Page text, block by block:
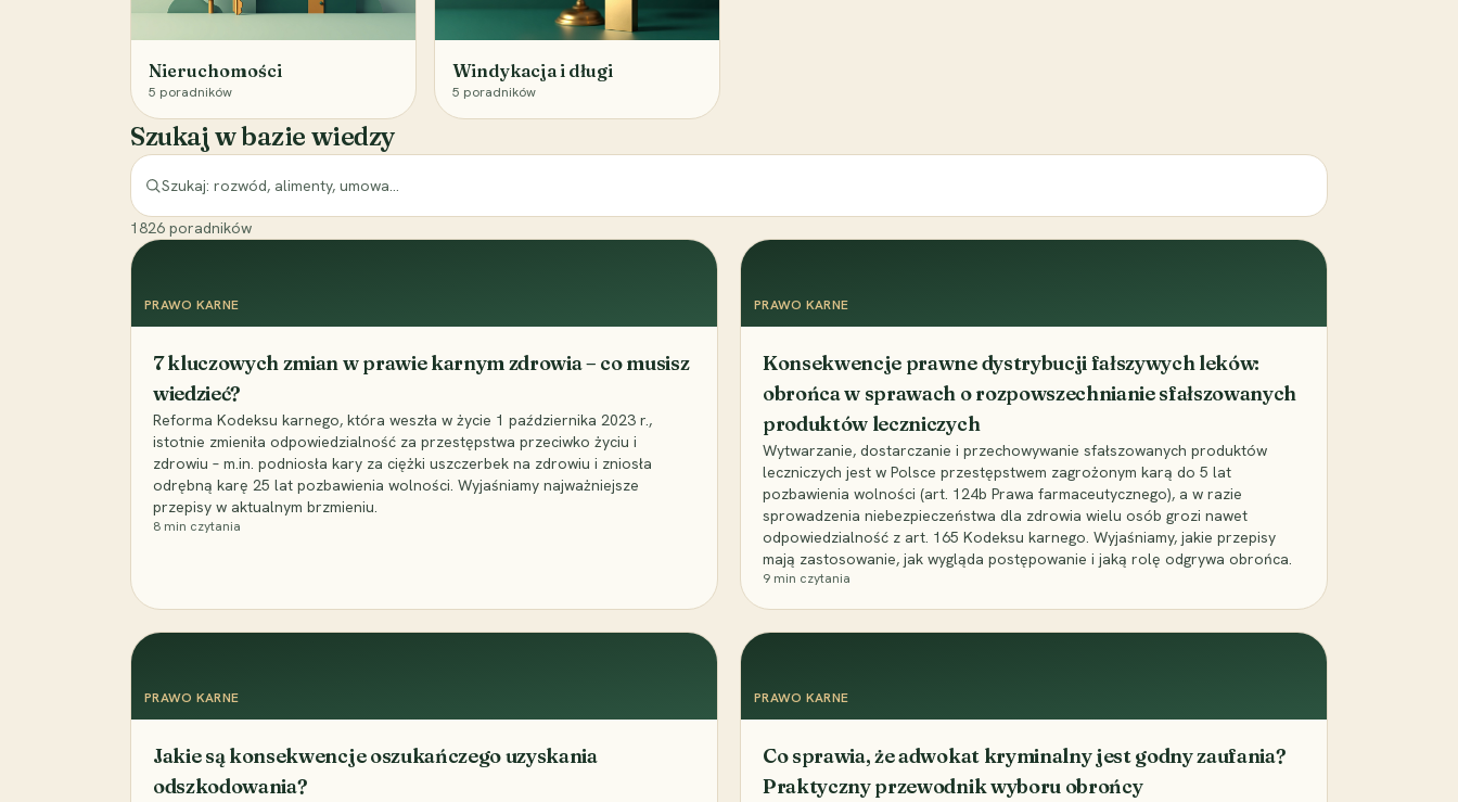
Nieruchomości
5 poradników
Windykacja i długi
5 poradników
Szukaj w bazie wiedzy
1826 poradników
PRAWO KARNE
7 kluczowych zmian w prawie karnym zdrowia – co musisz
wiedzieć?
Reforma Kodeksu karnego, która weszła w życie 1 października 2023 r.,
istotnie zmieniła odpowiedzialność za przestępstwa przeciwko życiu i
zdrowiu – m.in. podniosła kary za ciężki uszczerbek na zdrowiu i zniosła
odrębną karę 25 lat pozbawienia wolności. Wyjaśniamy najważniejsze
przepisy w aktualnym brzmieniu.
8 min czytania
PRAWO KARNE
Konsekwencje prawne dystrybucji fałszywych leków:
obrońca w sprawach o rozpowszechnianie sfałszowanych
produktów leczniczych
Wytwarzanie, dostarczanie i przechowywanie sfałszowanych produktów
leczniczych jest w Polsce przestępstwem zagrożonym karą do 5 lat
pozbawienia wolności (art. 124b Prawa farmaceutycznego), a w razie
sprowadzenia niebezpieczeństwa dla zdrowia wielu osób grozi nawet
odpowiedzialność z art. 165 Kodeksu karnego. Wyjaśniamy, jakie przepisy
mają zastosowanie, jak wygląda postępowanie i jaką rolę odgrywa obrońca.
9 min czytania
PRAWO KARNE
Jakie są konsekwencje oszukańczego uzyskania
odszkodowania?
PRAWO KARNE
Co sprawia, że adwokat kryminalny jest godny zaufania?
Praktyczny przewodnik wyboru obrońcy